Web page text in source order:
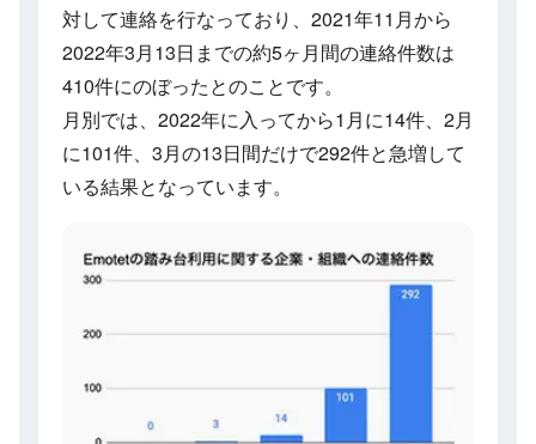
対して連絡を行なっており、2021年11月から
2022年3月13日までの約5ヶ月間の連絡件数は
410件にのぼったとのことです。
月別では、2022年に入ってから1月に14件、2月
に101件、3月の13日間だけで292件と急増して
いる結果となっています。